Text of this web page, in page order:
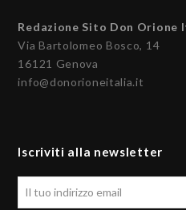
Redazione Sito Don Orione
Via Bartolomeo Bosco, 14
16121 Genova
info@donorioneitalia.it
Iscriviti alla newsletter